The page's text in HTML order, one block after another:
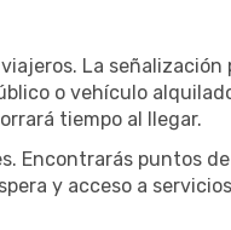
La señalización
o vehículo
tiempo al llegar.
Encontrarás puntos
y acceso a